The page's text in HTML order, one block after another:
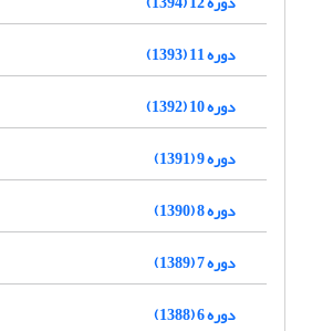
دوره 11 (1393)
دوره 10 (1392)
دوره 9 (1391)
دوره 8 (1390)
دوره 7 (1389)
دوره 6 (1388)